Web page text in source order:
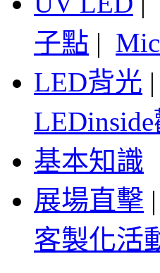
子點 |
LED背光 |
基本知識
展場直擊 |
客製化活